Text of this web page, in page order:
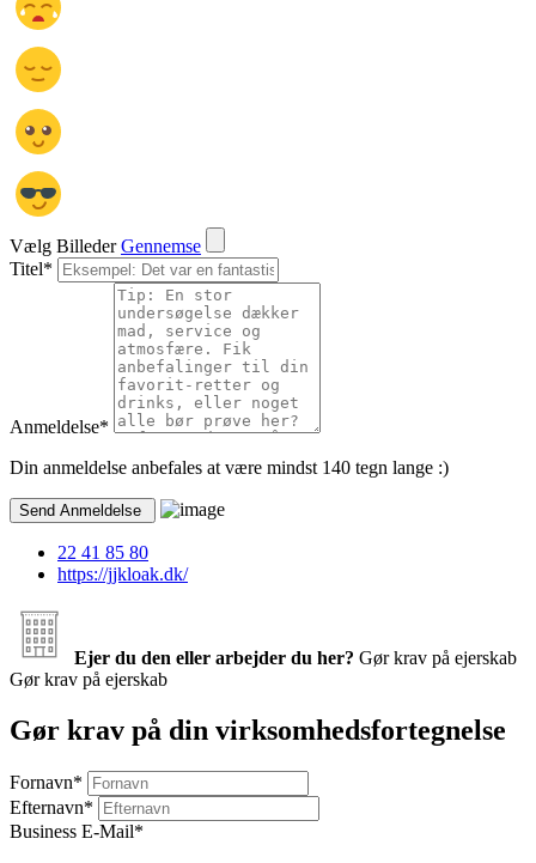
Vælg Billeder Gennemse
Titel*
Anmeldelse*
Din anmeldelse anbefales at være mindst 140 tegn lange :)
22 41 85 80
https://jjkloak.dk/
Ejer du den eller arbejder du her? Gør krav på ejerskab
Gør krav på ejerskab
Gør krav på din virksomhedsfortegnelse
Fornavn*
Efternavn*
Business E-Mail*